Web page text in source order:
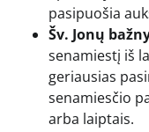
pasipuošia
Šv. Jonų
senamiestį iš
geriausias
senamiesčio
arba laiptais.